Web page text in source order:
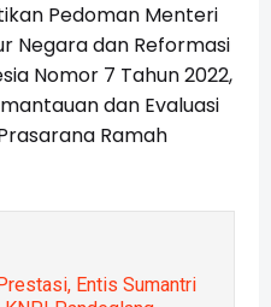
Pedoman Menteri
Negara dan Reformasi
Nomor 7 Tahun 2022,
dan Evaluasi
Ramah
Entis Sumantri